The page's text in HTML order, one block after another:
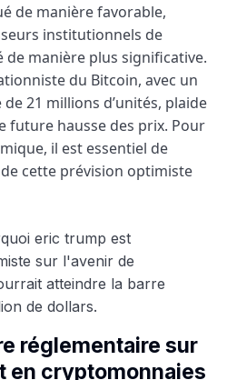
de manière favorable,
institutionnels de
de manière plus significative.
du Bitcoin, avec un
21 millions d’unités, plaide
future hausse des prix. Pour
il est essentiel de
cette prévision optimiste
réglementaire sur
en cryptomonnaies